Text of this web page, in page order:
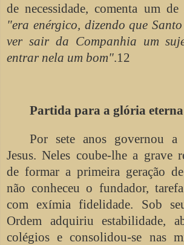
de necessidade, comenta um de
"era enérgico, dizendo que
ver sair da Companhia um
entrar nela um bom".12
Partida para a glória eterna
Por sete anos governou a
Jesus. Neles coube-lhe a grave
de formar a primeira geração
não conheceu o fundador, tarefa
com exímia fidelidade. Sob
Ordem adquiriu estabilidade,
colégios e consolidou-se nas